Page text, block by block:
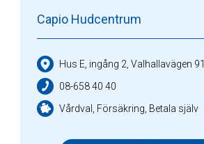
Capio Hudcentrum
Hus E, ingång 2, Valhallavägen 91
08-658 40 40
Vårdval, Försäkring, Betala själv